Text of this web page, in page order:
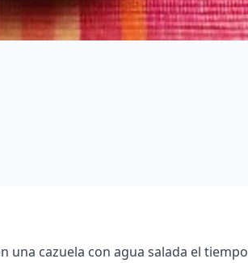
una cazuela con agua salada el tiempo